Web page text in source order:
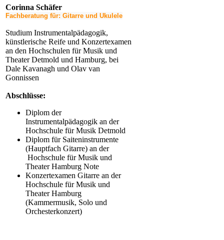
Corinna Schäfer
Fachberatung für: Gitarre und Ukulele
Studium Instrumentalpädagogik,
künstlerische Reife und Konzertexamen
an den Hochschulen für Musik und
Theater Detmold und Hamburg, bei
Dale Kavanagh und Olav van
Gonnissen
Abschlüsse:
Diplom der
Instrumentalpädagogik an der
Hochschule für Musik Detmold
Diplom für Saiteninstrumente
(Hauptfach Gitarre) an der
Hochschule für Musik und
Theater Hamburg Note
Konzertexamen Gitarre an der
Hochschule für Musik und
Theater Hamburg
(Kammermusik, Solo und
Orchesterkonzert)